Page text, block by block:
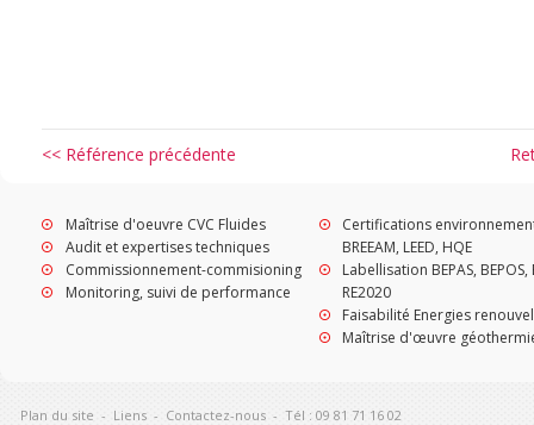
<< Référence précédente
Maîtrise d'oeuvre CVC Fluides
Audit et expertises techniques
Commissionnement-commisioning
Monitoring, suivi de performance
Certifications
BREEAM, LEED, HQE
Labellisation BEPAS, BEPOS,
RE2020
Faisabilité Energies
Maîtrise d'œuvre
Plan du site - Liens - Contactez-nous - Tél : 09 81 71 16 02